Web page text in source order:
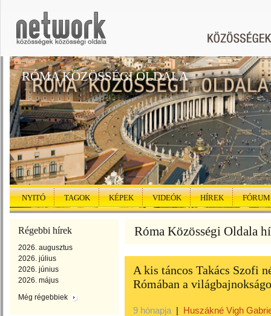
RÓMA KÖZÖSSÉGI OLDALA
NYITÓ TAGOK KÉPEK VIDEÓK HÍREK FÓRUM
Régebbi hírek
2026. augusztus
2026. július
2026. június
2026. május
Még régebbiek
Róma Közösségi Oldala
A kis táncos Takács Szofi
Rómában a
9 hónapja | Huszákné Vigh